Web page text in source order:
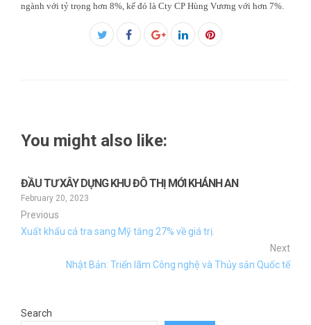
ngành với tỷ trọng hơn 8%, kế đó là Cty CP Hùng Vương với hơn 7%.
Facebook
You might also like:
ĐẦU TƯ XÂY DỰNG KHU ĐÔ THỊ MỚI KHÁNH AN
February 20, 2023
Previous
Xuất khẩu cá tra sang Mỹ tăng 27% về giá trị.
Next
Nhật Bản: Triển lãm Công nghệ và Thủy sản Quốc tế
Search